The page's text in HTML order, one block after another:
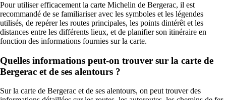
Pour utiliser efficacement la carte Michelin de Bergerac, il est
recommandé de se familiariser avec les symboles et les légendes
utilisés, de repérer les routes principales, les points dintérêt et les
distances entre les différents lieux, et de planifier son itinéraire en
fonction des informations fournies sur la carte.
Quelles informations peut-on trouver sur la carte de
Bergerac et de ses alentours ?
Sur la carte de Bergerac et de ses alentours, on peut trouver des